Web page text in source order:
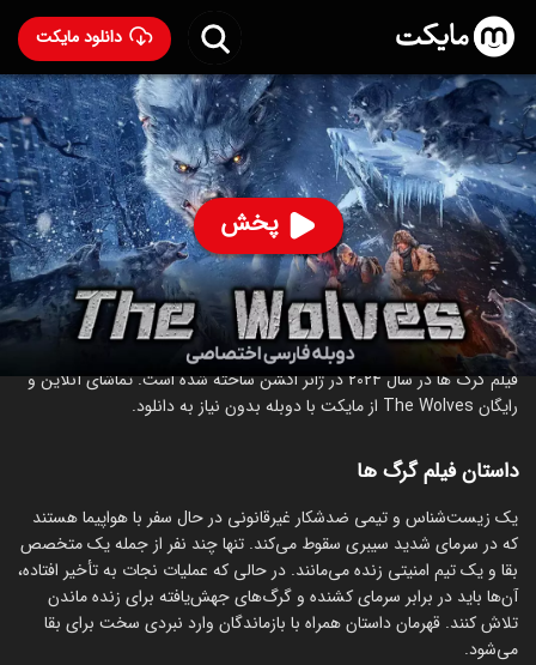
دانلود مایکت
پخش
فیلم گرگ ها با دوبله فارسی- The Wolves 2024
۳۹۰ 63%
ساخت چین سال 2024
رده سنی ۱۸+
اکشن
درباره فیلم گرگ ها
فیلم گرگ ها در سال 2024 در ژانر اکشن ساخته شده است. تماشای آنلاین و
رایگان The Wolves از مایکت با دوبله بدون نیاز به دانلود.
داستان فیلم گرگ ها
‏یک زیست‌شناس و تیمی ضدشکار غیرقانونی در حال سفر با هواپیما هستند
که در سرمای شدید سیبری سقوط می‌کند. تنها چند نفر از جمله یک متخصص
بقا و یک تیم امنیتی زنده می‌مانند. در حالی که عملیات نجات به تأخیر افتاده،
آن‌ها باید در برابر سرمای کشنده و گرگ‌های جهش‌یافته برای زنده ماندن
تلاش کنند. قهرمان داستان همراه با بازماندگان وارد نبردی سخت برای بقا
می‌شود.